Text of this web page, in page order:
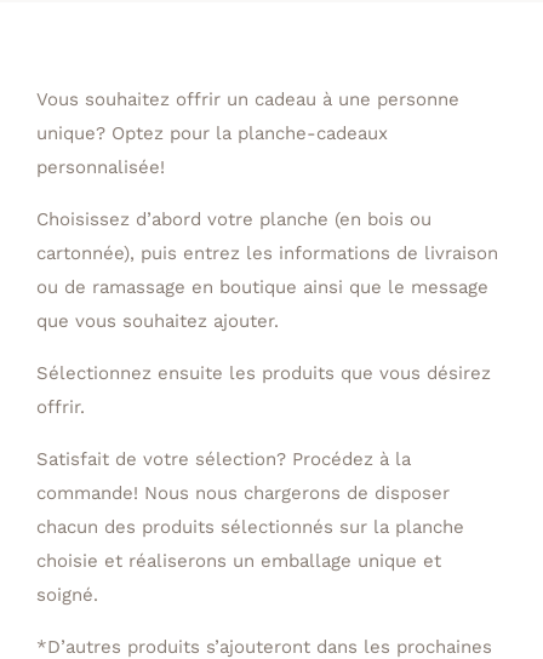
Vous souhaitez offrir un cadeau à une personne
unique? Optez pour la planche-cadeaux
personnalisée!
Choisissez d’abord votre planche (en bois ou
cartonnée), puis entrez les informations de livraison
ou de ramassage en boutique ainsi que le message
que vous souhaitez ajouter.
Sélectionnez ensuite les produits que vous désirez
offrir.
Satisfait de votre sélection? Procédez à la
commande! Nous nous chargerons de disposer
chacun des produits sélectionnés sur la planche
choisie et réaliserons un emballage unique et
soigné.
*D’autres produits s’ajouteront dans les prochaines